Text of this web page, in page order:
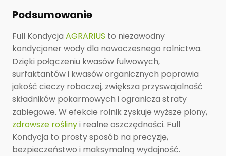
Podsumowanie
Full Kondycja AGRARIUS to niezawodny
kondycjoner wody dla nowoczesnego rolnictwa.
Dzięki połączeniu kwasów fulwowych,
surfaktantów i kwasów organicznych poprawia
jakość cieczy roboczej, zwiększa przyswajalność
składników pokarmowych i ogranicza straty
zabiegowe. W efekcie rolnik zyskuje wyższe plony,
zdrowsze roślinyi realne oszczędności. Full
Kondycja to prosty sposób na precyzję,
bezpieczeństwo i maksymalną wydajność.